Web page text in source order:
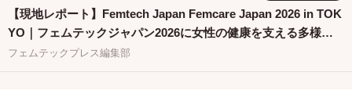
【現地レポート】Femtech Japan Femcare Japan 2026 in TOK
YO｜フェムテックジャパン2026に女性の健康を支える多様な
取り組みが集結
フェムテックプレス編集部